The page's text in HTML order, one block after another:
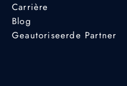
Carrière
Blog
Geautoriseerde Partner